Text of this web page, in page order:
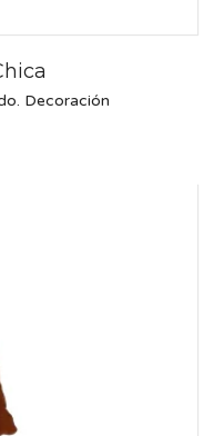
Decoración